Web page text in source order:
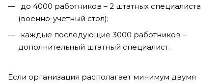
до 4000 работников – 2 штатных специалиста
(военно-учетный стол);
каждые последующие 3000 работников –
дополнительный штатный специалист.
Если организация располагает минимум двумя